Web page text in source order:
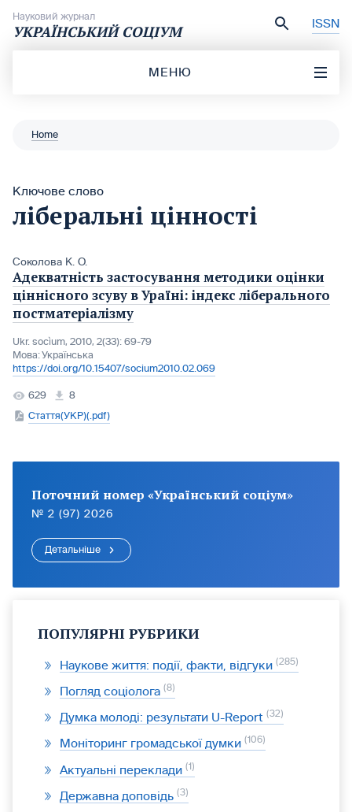
Науковий журнал
УКРАЇНСЬКИЙ СОЦІУМ ISSN
МЕНЮ
Home
Ключове слово
ліберальні цінності
Соколова К. О.
Адекватність застосування методики оцінки
ціннісного зсуву в Ураїні: індекс ліберального
постматеріалізму
Ukr. socìum, 2010, 2(33): 69-79
Мова:Українська
https://doi.org/10.15407/socium2010.02.069
629
8
Стаття(УКР)(.pdf)
Поточний номер «Український соціум»
№ 2 (97) 2026
Детальніше
ПОПУЛЯРНІ РУБРИКИ
Наукове життя: події, факти, відгуки 285
Погляд соціолога 8
Думка молоді: результати U-Report 32
Моніторинг громадської думки 106
Актуальні переклади 1
Державна доповідь 3